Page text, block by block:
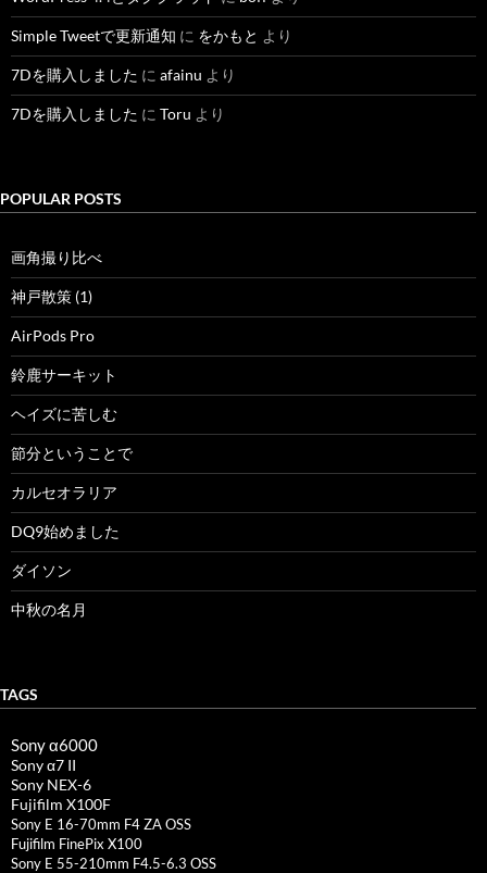
Simple Tweetで更新通知 に をかもと より
7Dを購入しました に afainu より
7Dを購入しました に Toru より
POPULAR POSTS
画角撮り比べ
神戸散策 (1)
AirPods Pro
鈴鹿サーキット
ヘイズに苦しむ
節分ということで
カルセオラリア
DQ9始めました
ダイソン
中秋の名月
TAGS
Sony α6000
Sony α7 II
Sony NEX-6
Fujifilm X100F
Sony E 16-70mm F4 ZA OSS
Fujifilm FinePix X100
Sony E 55-210mm F4.5-6.3 OSS